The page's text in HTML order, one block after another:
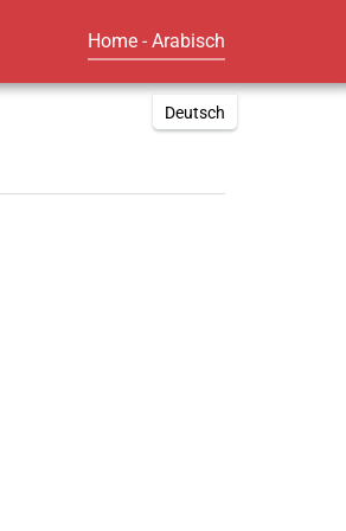
Home - Arabisch
Deutsch